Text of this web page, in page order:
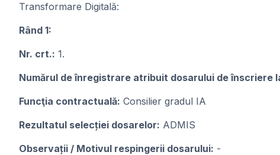
Transformare Digitală:
Rând 1:
Nr. crt.: 1.
Numărul de înregistrare atribuit dosarului de înscriere
Funcţia contractuală: Consilier gradul IA
Rezultatul selecției dosarelor: ADMIS
Observații / Motivul respingerii dosarului: -